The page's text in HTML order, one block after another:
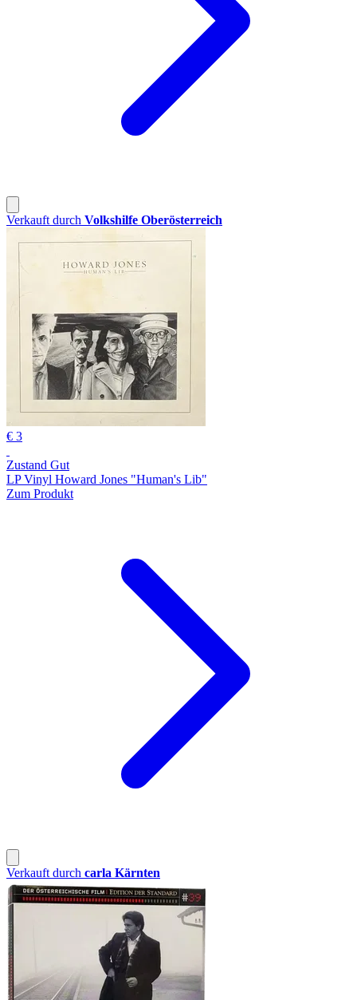
Verkauft durch Volkshilfe Oberösterreich
€ 3
Zustand Gut
LP Vinyl Howard Jones "Human's Lib"
Zum Produkt
Verkauft durch carla Kärnten